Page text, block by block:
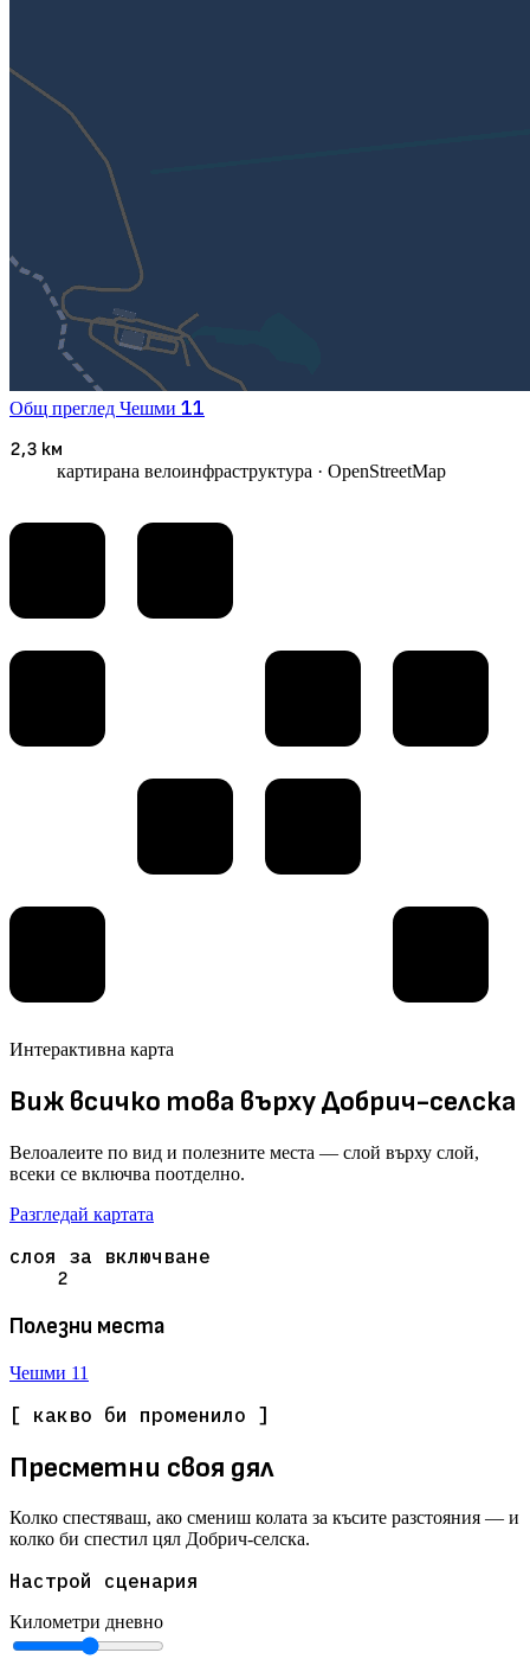
Общ преглед Чешми 11
2,3 км
картирана велоинфраструктура · OpenStreetMap
Интерактивна карта
Виж всичко това върху Добрич-селска
Велоалеите по вид и полезните места — слой върху слой,
всеки се включва поотделно.
Разгледай картата
слоя за включване
2
Полезни места
Чешми 11
[ какво би променило ]
Пресметни своя дял
Колко спестяваш, ако смениш колата за късите разстояния — и
колко би спестил цял Добрич-селска.
Настрой сценария
Километри дневно